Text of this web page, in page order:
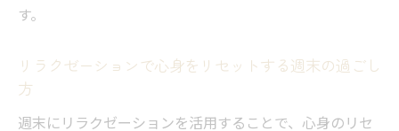
す。
リラクゼーションで心身をリセットする週末の過ごし
方
週末にリラクゼーションを活用することで、心身のリセ